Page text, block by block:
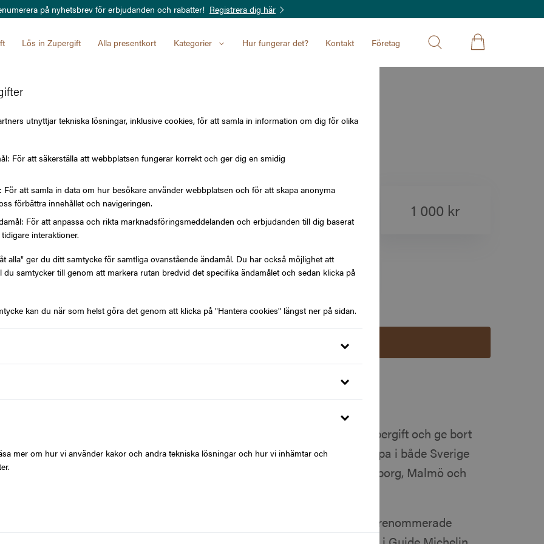
utnyttjar tekniska lösningar, inklusive cookies, för att samla in information om dig för olika
För att säkerställa att webbplatsen fungerar korrekt och ger dig en smidig
För att samla in data om hur besökare använder webbplatsen och för att skapa anonyma
förbättra innehållet och navigeringen.
För att anpassa och rikta marknadsföringsmeddelanden och erbjudanden till dig baserat
interaktioner.
alla" ger du ditt samtycke för samtliga ovanstående ändamål. Du har också möjlighet att
du samtycker till genom att markera rutan bredvid det specifika ändamålet och sedan klicka på
kan du när som helst göra det genom att klicka på "Hantera cookies" längst ner på sidan.
mer om hur vi använder kakor och andra tekniska lösningar och hur vi inhämtar och
på nyhetsbrev för erbjudanden och rabatter! Registrera dig här
Lös in Zupergift Alla presentkort Kategorier Hur fungerar det? Kontakt Företag
Restaurangguiden
VÄRDE
1 000 kr
1 500 kr 2 000 kr
Lägg i varukorg
Produktbeskrivning
Köp ett Restaurangguiden presentkort via Zupergift och ge bort
tillgång till över 200 restauranger, hotell och spa i både Sverige
och Danmark – i städer som Stockholm, Göteborg, Malmö och
Presentkortet gäller på många av de mest välrenommerade